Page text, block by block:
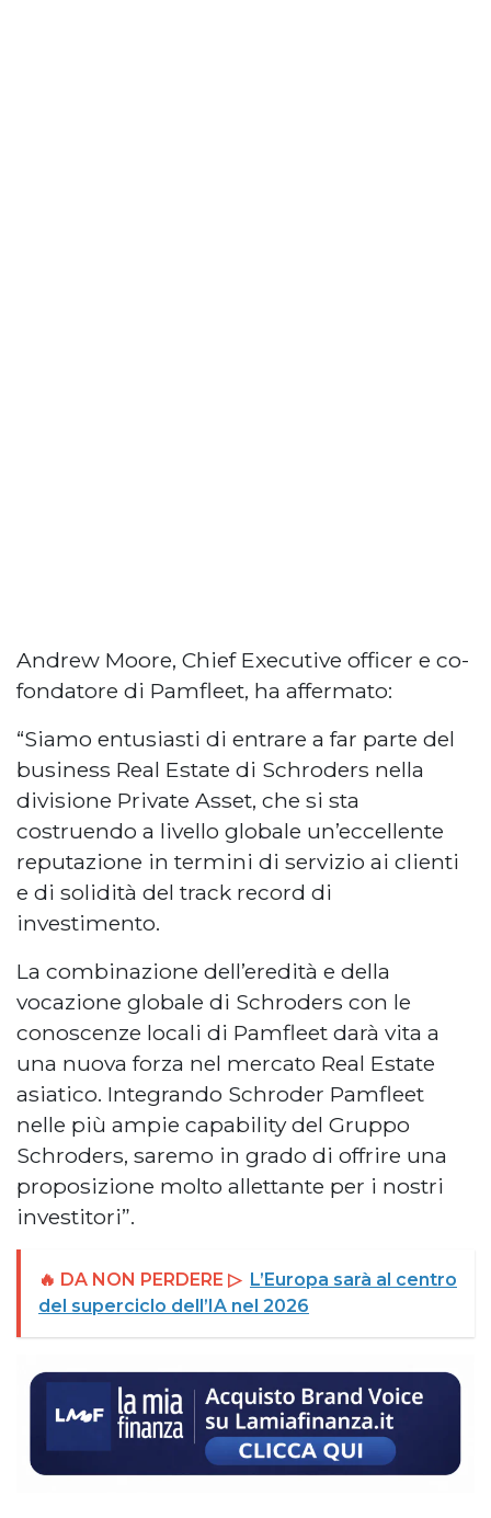
Andrew Moore, Chief Executive officer e co-
fondatore di Pamfleet, ha affermato:
“Siamo entusiasti di entrare a far parte del
business Real Estate di Schroders nella
divisione Private Asset, che si sta
costruendo a livello globale un’eccellente
reputazione in termini di servizio ai clienti
e di solidità del track record di
investimento.
La combinazione dell’eredità e della
vocazione globale di Schroders con le
conoscenze locali di Pamfleet darà vita a
una nuova forza nel mercato Real Estate
asiatico. Integrando Schroder Pamfleet
nelle più ampie capability del Gruppo
Schroders, saremo in grado di offrire una
proposizione molto allettante per i nostri
investitori”.
🔥 DA NON PERDERE ▷ L’Europa sarà al centro
del superciclo dell’IA nel 2026